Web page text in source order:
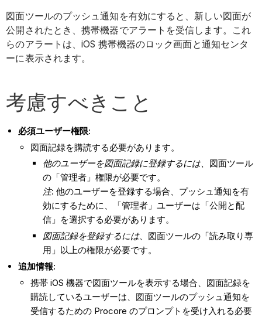
図面ツールのプッシュ通知を有効にすると、新しい図面が
公開されたとき、携帯機器でアラートを受信します。これ
らのアラートは、iOS 携帯機器のロック画面と通知センタ
ーに表示されます。
考慮すべきこと
必須ユーザー権限:
図面記録を購読する必要があります。
他のユーザーを図面記録に登録するには、 図面ツール
の「管理者」権限が必要です。
注: 他のユーザーを登録する場合、プッシュ通知を有
効にするために、「管理者」ユーザーは「公開と配
信」を選択する必要があります。
図面記録を登録するには、 図面ツールの「読み取り専
用」以上の権限が必要です。
追加情報:
携帯 iOS 機器で図面ツールを表示する場合、図面記録を
購読しているユーザーは、図面ツールのプッシュ通知を
受信するための Procore のプロンプトを受け入れる必要